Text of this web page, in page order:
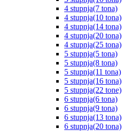
4 stupnja(7 tona)
4 stupnja(10 tona)
4 stupnja(14 tona)
4 stupnja(20 tona)
4 stupnja(25 tona)
5 stupnja(5 tona)
5 stupnja(8 tona)
5 stupnja(11 tona)
5 stupnja(16 tona)
5 stupnja(22 tone)
6 stupnja(6 tona)
6 stupnja(9 tona)
6 stupnja(13 tona)
6 stupnja(20 tona)